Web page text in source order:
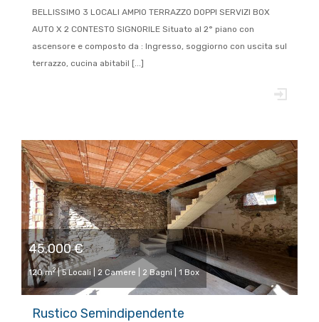
BELLISSIMO 3 LOCALI AMPIO TERRAZZO DOPPI SERVIZI BOX
AUTO X 2 CONTESTO SIGNORILE Situato al 2° piano con
ascensore e composto da : Ingresso, soggiorno con uscita sul
terrazzo, cucina abitabil [...]
45.000 €
120 m2| 5 Locali | 2 Camere | 2 Bagni | 1 Box
Rustico Semindipendente